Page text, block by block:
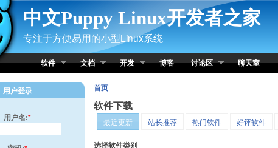
中文Puppy Linux开发者之家
专注于方便易用的小型Linux系统
软件 文档 开发 博客 讨论区 聊天室
首页
软件下载
最近更新 站长推荐 热门软件 好评软件
选择软件类别
用户登录
用户名:*